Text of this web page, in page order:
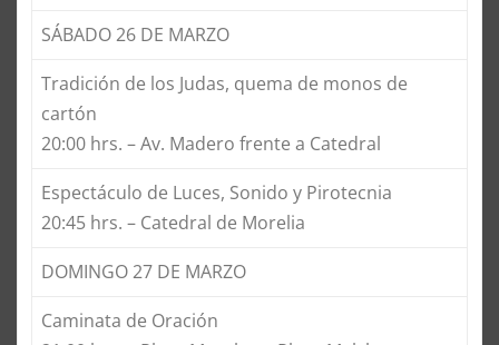
SÁBADO 26 DE MARZO
Tradición de los Judas, quema de monos de
cartón
20:00 hrs. – Av. Madero frente a Catedral
Espectáculo de Luces, Sonido y Pirotecnia
20:45 hrs. – Catedral de Morelia
DOMINGO 27 DE MARZO
Caminata de Oración